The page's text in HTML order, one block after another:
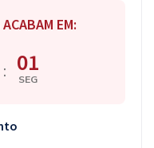
EM:
: 01
SEG